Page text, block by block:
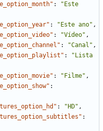
:
"Este
: "Este ano" ,
: "Vídeo" ,
: "Canal" ,
:
"Lista
: "Filme" ,
:
: "HD" ,
: